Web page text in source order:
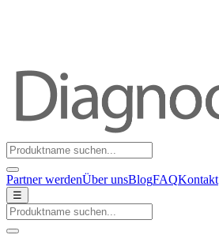
Partner werdenÜber unsBlogFAQKontakt
☰